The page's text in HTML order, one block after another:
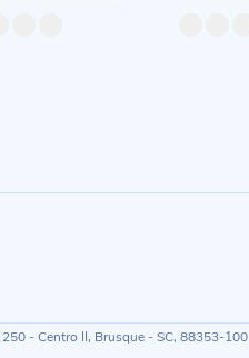
- Centro II, Brusque - SC, 88353-100